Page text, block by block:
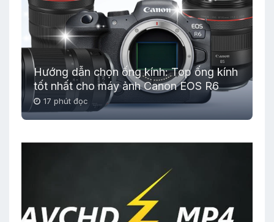
Hướng dẫn chọn ống kính: Top ống kính
tốt nhất cho máy ảnh Canon EOS R6
17 phút đọc